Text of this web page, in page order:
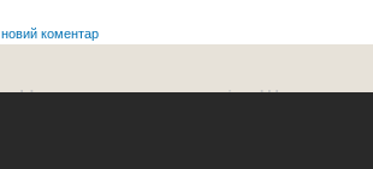
коментар